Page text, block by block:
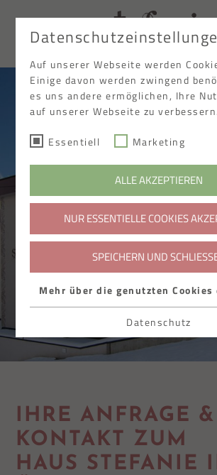
EN
IHRE ANFRAGE &
KONTAKT ZUM
HAUS STEFANIE
Auf unserer Webseite werden
Einige davon werden zwingend
es uns andere ermöglichen, Ihre
auf unserer Webseite zu verbessern.
Essentiell Marketing
ALLE AKZEPTIEREN
NUR ESSENTIELLE COOKIES
SPEICHERN UND
Mehr über die genutzten Cookies
Datenschutz